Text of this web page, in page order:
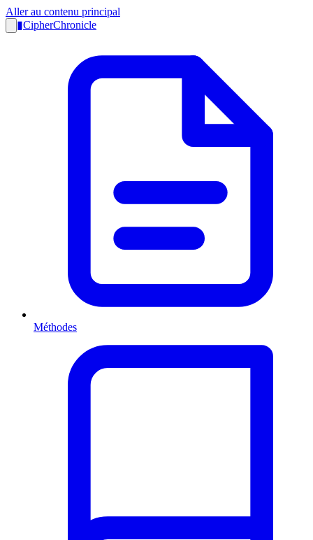
Aller au contenu principal
▮CipherChronicle
Méthodes